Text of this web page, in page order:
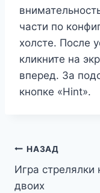
части по
холсте. После
кликните на
вперед. За
кнопке «Hint».
Навигация
по
НАЗАД
Игра стрелялки
двоих